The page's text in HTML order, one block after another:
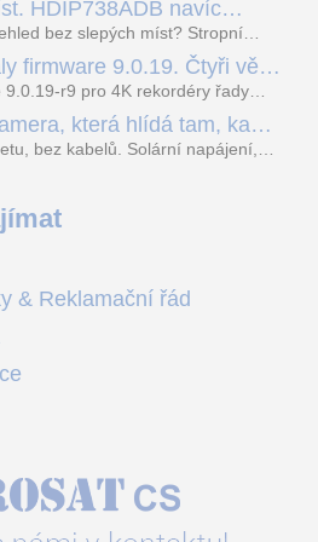
systém, poháněný
umělé inteligence (AI), je navržen
nástroje pro vymáhání
bezpečnost na silnicích a
v moderních městech.
HDIP738ADB navíc
– bez PC.
bez slepých míst? Stropní
skládá obraz ze dvou
čistého 180° záběru bez
AI detekci osob a vozidel,
počítače.
firmware 9.0.19. Čtyři věci,
9.0.19-r9 pro 4K rekordéry řady
– a jedna z nich vám ušetří
k zákazníkům.
která hlídá tam, kam
bez kabelů. Solární napájení,
video.
& Reklamační řád